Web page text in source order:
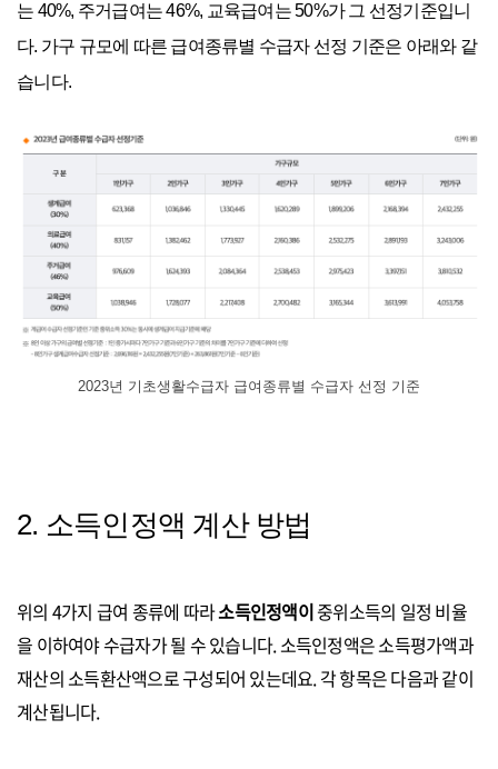
는 40%, 주거급여는 46%, 교육급여는 50%가 그 선정기준입니
다. 가구 규모에 따른 급여종류별 수급자 선정 기준은 아래와 같
습니다.
2023년 기초생활수급자 급여종류별 수급자 선정 기준
2. 소득인정액 계산 방법
위의 4가지 급여 종류에 따라소득인정액이중위소득의 일정 비율
을 이하여야 수급자가 될 수 있습니다. 소득인정액은 소득평가액과
재산의 소득환산액으로 구성되어 있는데요. 각 항목은 다음과 같이
계산됩니다.